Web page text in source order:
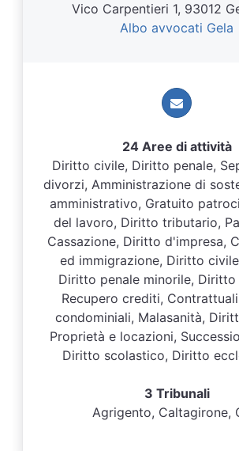
Vico Carpentieri 1, 93012
Albo avvocati Gela
24 Aree di attività
Diritto civile, Diritto penale,
divorzi, Amministrazione di
amministrativo, Gratuito
del lavoro, Diritto tributario,
Cassazione, Diritto d'impresa,
ed immigrazione, Diritto
Diritto penale minorile, Diritto
Recupero crediti,
condominiali, Malasanità,
Proprietà e locazioni,
Diritto scolastico, Diritto
3 Tribunali
Agrigento, Caltagirone,